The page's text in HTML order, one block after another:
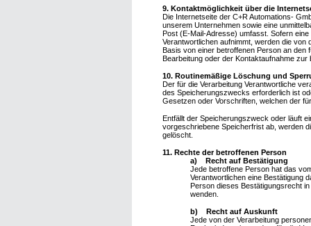
9. Kontaktmöglichkeit über die
Die Internetseite der C+R Automations-
unserem Unternehmen sowie eine
Post (E-Mail-Adresse) umfasst. Sofern
Verantwortlichen aufnimmt, werden die
Basis von einer betroffenen Person an den
Bearbeitung oder der Kontaktaufnahme
10. Routinemäßige Löschung und
Der für die Verarbeitung Verantwortliche
des Speicherungszwecks erforderlich ist
Gesetzen oder Vorschriften, welchen der
Entfällt der Speicherungszweck oder läuft
vorgeschriebene Speicherfrist ab, werden
gelöscht.
11. Rechte der betroffenen Person
a) Recht auf Bestätigung
Jede betroffene Person hat das
Verantwortlichen eine Bestätigung
Person dieses Bestätigungsrecht
wenden.
b) Recht auf Auskunft
Jede von der Verarbeitung